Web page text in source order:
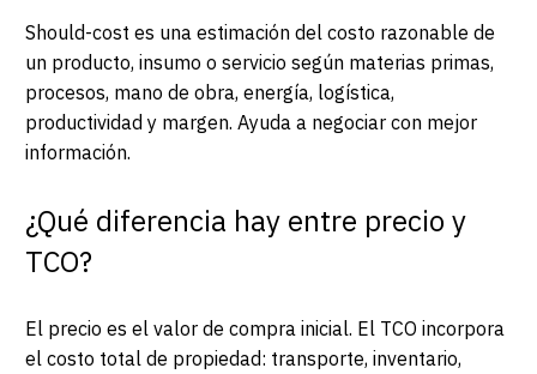
Should-cost es una estimación del costo razonable de
un producto, insumo o servicio según materias primas,
procesos, mano de obra, energía, logística,
productividad y margen. Ayuda a negociar con mejor
información.
¿Qué diferencia hay entre precio y
TCO?
El precio es el valor de compra inicial. El TCO incorpora
el costo total de propiedad: transporte, inventario,